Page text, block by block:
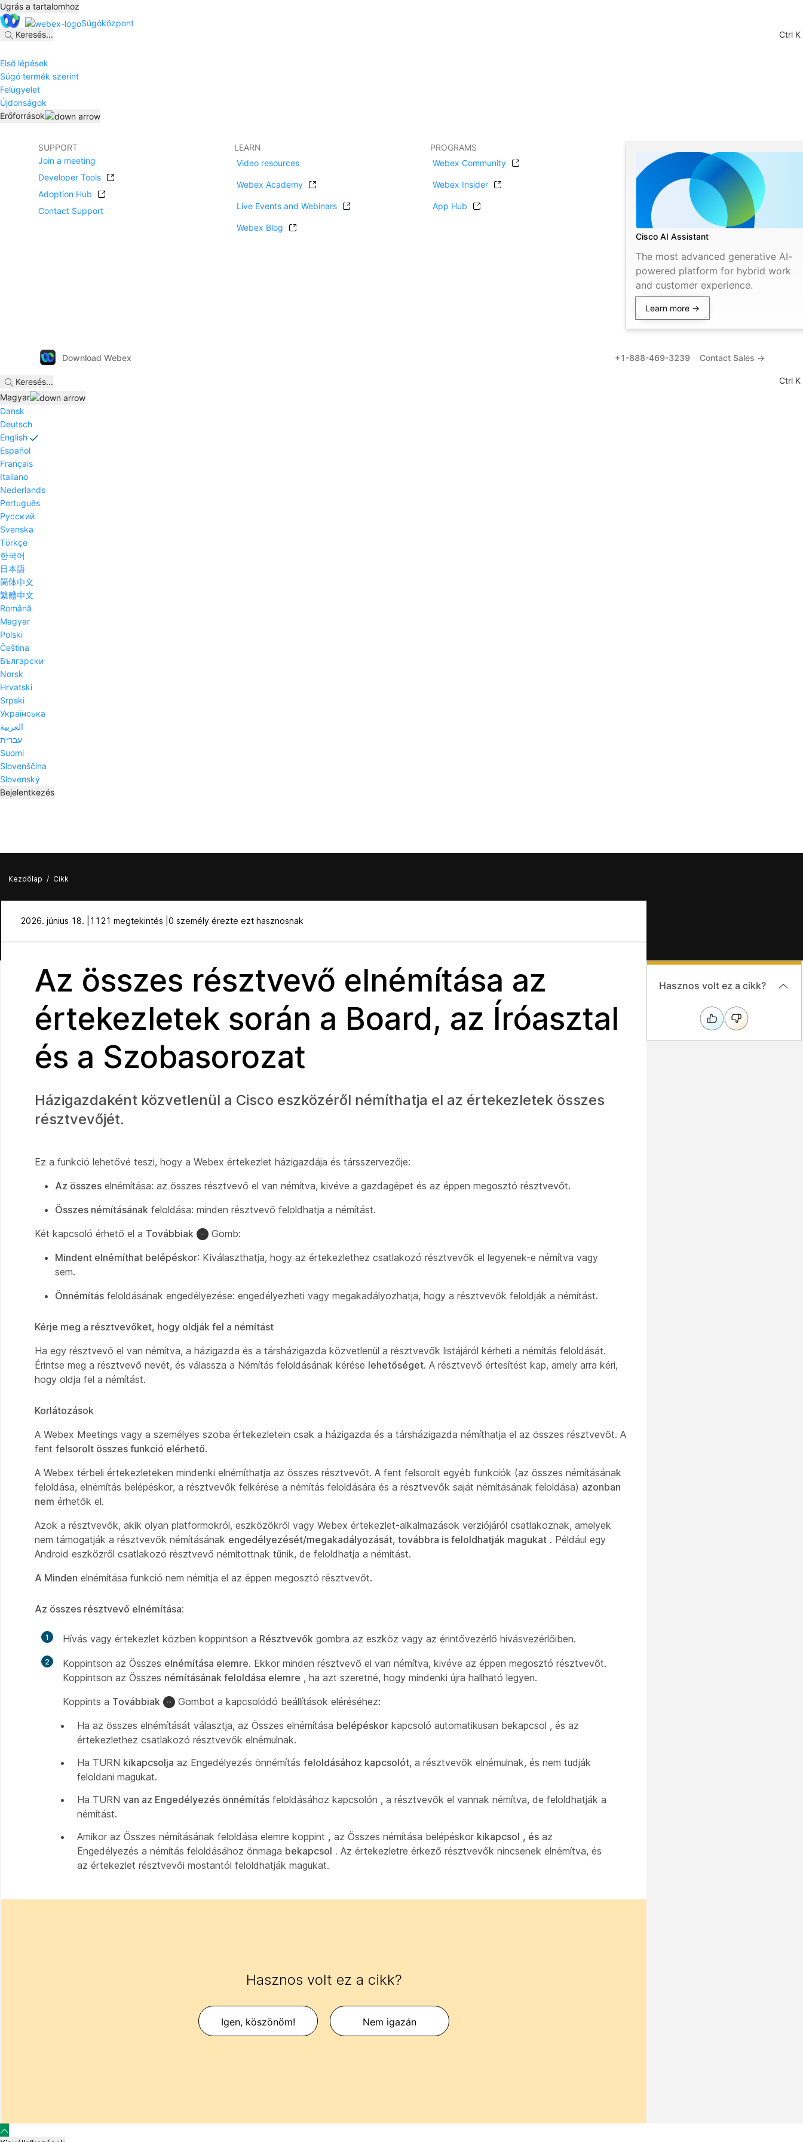
Ugrás a tartalomhoz
Súgóközpont
Keresés... Ctrl K
Első lépések
Súgó termék szerint
Felügyelet
Újdonságok
Erőforrások
SUPPORT
Join a meeting
Developer Tools
Adoption Hub
Contact Support
LEARN
Video resources
Webex Academy
Live Events and Webinars
Webex Blog
PROGRAMS
Webex Community
Webex Insider
App Hub
Cisco AI Assistant
The most advanced generative AI-
powered platform for hybrid work
and customer experience.
Learn more →
Download Webex +1-888-469-3239 Contact Sales →
Keresés...
Ctrl K
Magyar
Dansk
Deutsch
English
Español
Français
Italiano
Nederlands
Português
Pyccĸий
Svenska
Tϋrkçe
한국어
日本語
简体中文
繁體中文
Română
Magyar
Polski
Čeština
Български
Norsk
Hrvatski
Srpski
Українська
العربية
עברית
Suomi
Slovenščina
Slovenský
Bejelentkezés
Kezdőlap / Cikk
2026. június 18. | 1121 megtekintés | 0 személy érezte ezt hasznosnak
Az összes résztvevő elnémítása az
értekezletek során a Board, az Íróasztal
és a Szobasorozat
Házigazdaként közvetlenül a Cisco eszközéről némíthatja el az értekezletek összes
résztvevőjét.
Ez a funkció lehetővé teszi, hogy a Webex értekezlet házigazdája és társszervezője:
Az összes elnémítása: az összes résztvevő el van némítva, kivéve a gazdagépet és az éppen megosztó résztvevőt.
Összes némításának feloldása: minden résztvevő feloldhatja a némítást.
Két kapcsoló érhető el a Továbbiak
Gomb:
Mindent elnémíthat belépéskor: Kiválaszthatja, hogy az értekezlethez csatlakozó résztvevők el legyenek-e némítva vagy
sem.
Önnémítás feloldásának engedélyezése: engedélyezheti vagy megakadályozhatja, hogy a résztvevők feloldják a némítást.
Kérje meg a résztvevőket, hogy oldják fel a némítást
Ha egy résztvevő el van némítva, a házigazda és a társházigazda közvetlenül a résztvevők listájáról kérheti a némítás feloldását.
Érintse meg a résztvevő nevét, és válassza a Némítás feloldásának kérése lehetőséget. A résztvevő értesítést kap, amely arra kéri,
hogy oldja fel a némítást.
Korlátozások
A Webex Meetings vagy a személyes szoba értekezletein csak a házigazda és a társházigazda némíthatja el az összes résztvevőt. A
fent felsorolt összes funkció elérhető.
A Webex térbeli értekezleteken mindenki elnémíthatja az összes résztvevőt. A fent felsorolt egyéb funkciók (az összes némításának
feloldása, elnémítás belépéskor, a résztvevők felkérése a némítás feloldására és a résztvevők saját némításának feloldása) azonban
nem érhetők el.
Azok a résztvevők, akik olyan platformokról, eszközökről vagy Webex értekezlet-alkalmazások verziójáról csatlakoznak, amelyek
nem támogatják a résztvevők némításának engedélyezését/megakadályozását, továbbra is feloldhatják magukat . Például egy
Android eszközről csatlakozó résztvevő némítottnak tűnik, de feloldhatja a némítást.
A Minden elnémítása funkció nem némítja el az éppen megosztó résztvevőt.
Az összes résztvevő elnémítása:
1 Hívás vagy értekezlet közben koppintson a Résztvevők gombra az eszköz vagy az érintővezérlő hívásvezérlőiben.
2 Koppintson az Összes elnémítása elemre. Ekkor minden résztvevő el van némítva, kivéve az éppen megosztó résztvevőt.
Koppintson az Összes némításának feloldása elemre , ha azt szeretné, hogy mindenki újra hallható legyen.
Koppints a Továbbiak
Gombot a kapcsolódó beállítások eléréséhez:
Ha az összes elnémítását választja, az Összes elnémítása belépéskor kapcsoló automatikusan bekapcsol , és az
értekezlethez csatlakozó résztvevők elnémulnak.
Ha TURN kikapcsolja az Engedélyezés önnémítás feloldásához kapcsolót, a résztvevők elnémulnak, és nem tudják
feloldani magukat.
Ha TURN van az Engedélyezés önnémítás feloldásához kapcsolón , a résztvevők el vannak némítva, de feloldhatják a
némítást.
Amikor az Összes némításának feloldása elemre koppint , az Összes némítása belépéskor kikapcsol , és az
Engedélyezés a némítás feloldásához önmaga bekapcsol . Az értekezletre érkező résztvevők nincsenek elnémítva, és
az értekezlet résztvevői mostantól feloldhatják magukat.
Hasznos volt ez a cikk?
Igen, köszönöm! Nem igazán
Hasznos volt ez a cikk?